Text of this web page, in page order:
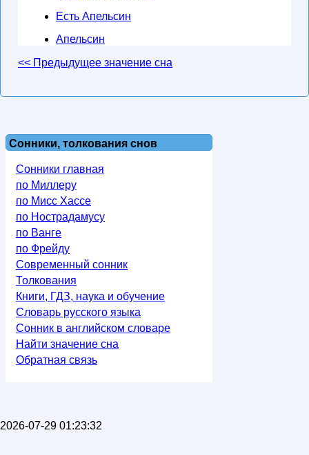
Есть Апельсин
Апельсин
<< Предыдущее значение сна
Сонники, толкования снов
Сонники главная
по Миллеру
по Мисс Хассе
по Нострадамусу
по Ванге
по Фрейду
Современный сонник
Толкования
Книги, ГДЗ, наука и обучение
Словарь русского языка
Сонник в английском словаре
Найти значение сна
Обратная связь
2026-07-29 01:23:32